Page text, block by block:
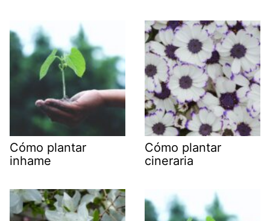
Cómo plantar
inhame
Cómo plantar
cineraria